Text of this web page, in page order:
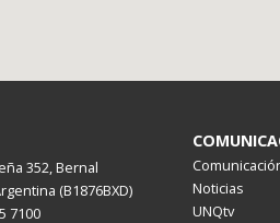
352, Bernal
(B1876BXD)
7100
Noticias
UNQtv